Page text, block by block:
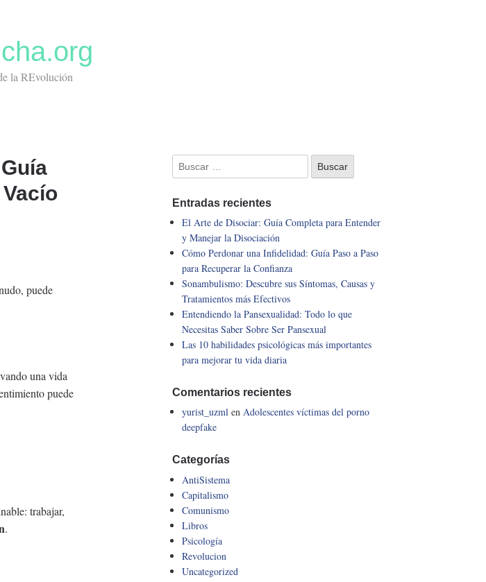
la REvolución
puede
una vida
puede
trabajar,
.
Entradas recientes
El Arte de Disociar: Guía Completa para Entender
y Manejar la Disociación
Cómo Perdonar una Infidelidad: Guía Paso a Paso
para Recuperar la Confianza
Sonambulismo: Descubre sus Síntomas, Causas y
Tratamientos más Efectivos
Entendiendo la Pansexualidad: Todo lo que
Necesitas Saber Sobre Ser Pansexual
Las 10 habilidades psicológicas más importantes
para mejorar tu vida diaria
Comentarios recientes
yurist_uzml en Adolescentes víctimas del porno
deepfake
Categorías
AntiSistema
Capitalismo
Comunismo
Libros
Psicología
Revolucion
Uncategorized